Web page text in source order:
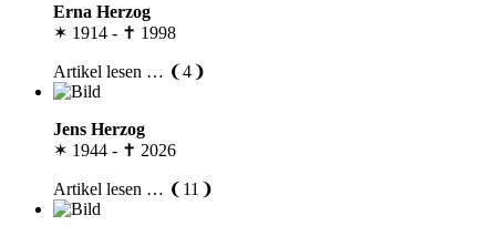
Erna Herzog
✶ 1914 - ✝ 1998
Artikel lesen … ❨4❩
Jens Herzog
✶ 1944 - ✝ 2026
Artikel lesen … ❨11❩